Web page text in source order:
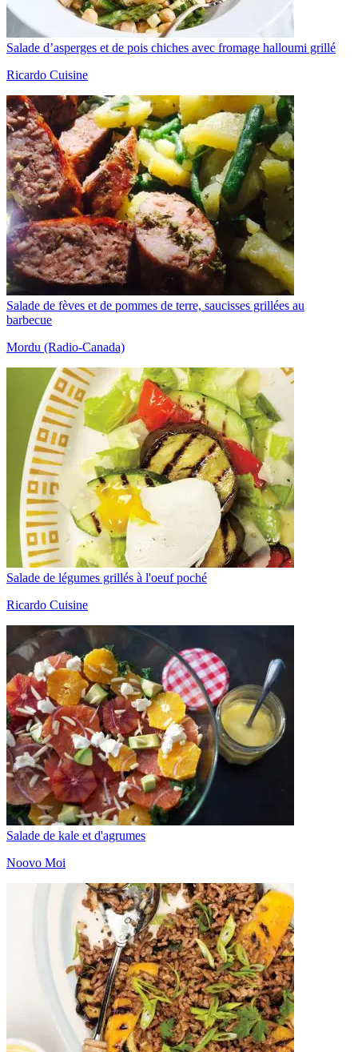
Salade d’asperges et de pois chiches avec fromage halloumi grillé
Ricardo Cuisine
Salade de fèves et de pommes de terre, saucisses grillées au
barbecue
Mordu (Radio-Canada)
Salade de légumes grillés à l'oeuf poché
Ricardo Cuisine
Salade de kale et d'agrumes
Noovo Moi